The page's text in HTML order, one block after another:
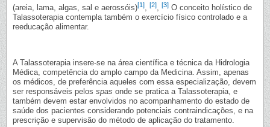
(areia, lama, algas, sal e aerossóis)[1], [2], [3] O conceito holístico de
Talassoterapia contempla também o exercício físico controlado e a
reeducação alimentar.
A Talassoterapia insere-se na área científica e técnica da Hidrologia
Médica, competência do amplo campo da Medicina. Assim, apenas
os médicos, de preferência aqueles com essa especialização, devem
ser responsáveis pelos spas onde se pratica a Talassoterapia, e
também devem estar envolvidos no acompanhamento do estado de
saúde dos pacientes considerando potenciais contraindicações, e na
prescrição e supervisão do método de aplicação do tratamento.